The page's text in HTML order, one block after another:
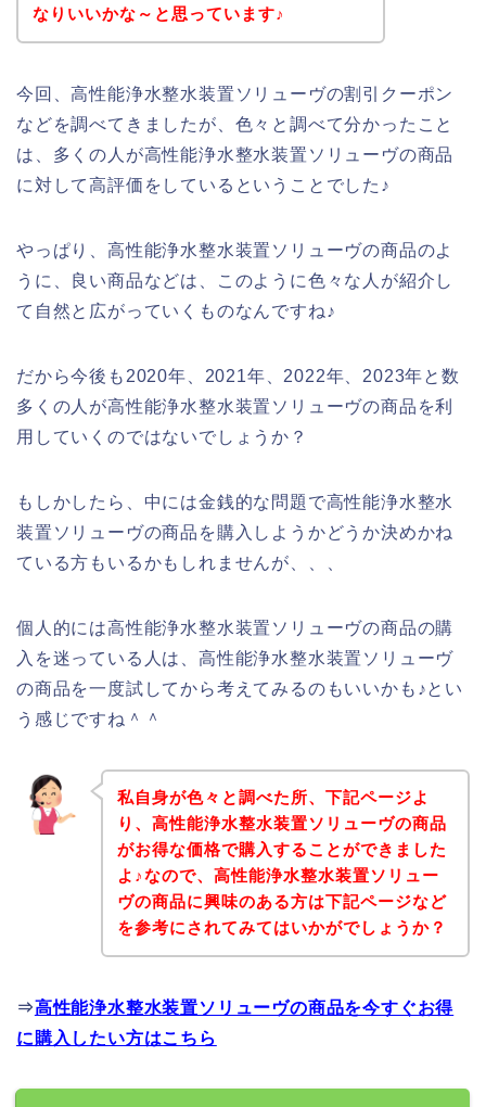
なりいいかな～と思っています♪
今回、高性能浄水整水装置ソリューヴの割引クーポン
などを調べてきましたが、色々と調べて分かったこと
は、多くの人が高性能浄水整水装置ソリューヴの商品
に対して高評価をしているということでした♪
やっぱり、高性能浄水整水装置ソリューヴの商品のよ
うに、良い商品などは、このように色々な人が紹介し
て自然と広がっていくものなんですね♪
だから今後も2020年、2021年、2022年、2023年と数
多くの人が高性能浄水整水装置ソリューヴの商品を利
用していくのではないでしょうか？
もしかしたら、中には金銭的な問題で高性能浄水整水
装置ソリューヴの商品を購入しようかどうか決めかね
ている方もいるかもしれませんが、、、
個人的には高性能浄水整水装置ソリューヴの商品の購
入を迷っている人は、高性能浄水整水装置ソリューヴ
の商品を一度試してから考えてみるのもいいかも♪とい
う感じですね＾＾
私自身が色々と調べた所、下記ページよ
り、高性能浄水整水装置ソリューヴの商品
がお得な価格で購入することができました
よ♪なので、高性能浄水整水装置ソリュー
ヴの商品に興味のある方は下記ページなど
を参考にされてみてはいかがでしょうか？
⇒高性能浄水整水装置ソリューヴの商品を今すぐお得
に購入したい方はこちら